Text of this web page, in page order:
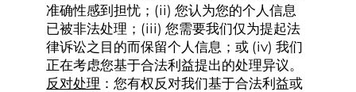
准确性感到担忧；(ii) 您认为您的个人信息
已被非法处理；(iii) 您需要我们仅为提起法
律诉讼之目的而保留个人信息；或 (iv) 我们
正在考虑您基于合法利益提出的处理异议。
反对处理 ：您有权反对我们基于合法利益或